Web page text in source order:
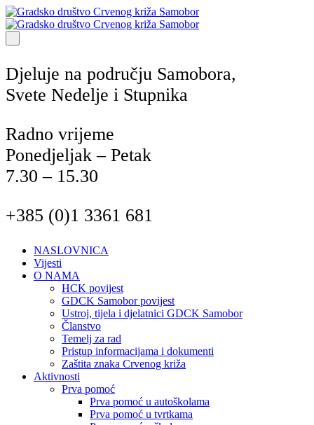
Djeluje na području Samobora,
Svete Nedelje i Stupnika
Radno vrijeme
Ponedjeljak – Petak
7.30 – 15.30
+385 (0)1 3361 681
NASLOVNICA
Vijesti
O NAMA
HCK povijest
GDCK Samobor povijest
Ustroj, tijela i djelatnici GDCK Samobor
Članstvo
Temelj za rad
Pristup informacijama i dokumenti
Zaštita znaka Crvenog križa
Aktivnosti
Prva pomoć
Prva pomoć u autoškolama
Prva pomoć u tvrtkama